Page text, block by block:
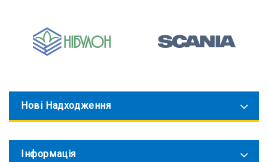
Нові Надходження
Інформація